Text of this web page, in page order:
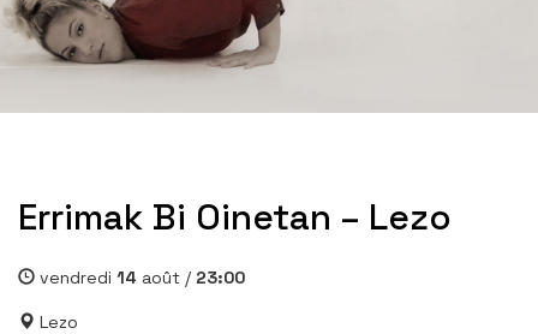
Errimak Bi Oinetan – Lezo
vendredi 14 août / 23:00
Lezo